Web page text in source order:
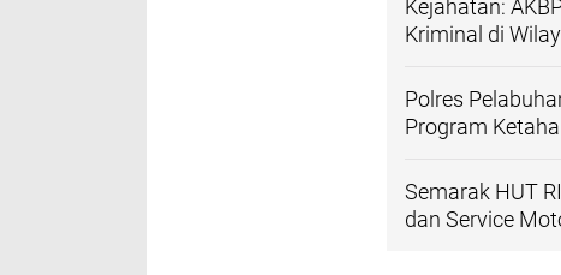
Kejahatan:
Kriminal di
Polres
Program
Semarak HUT
dan Service